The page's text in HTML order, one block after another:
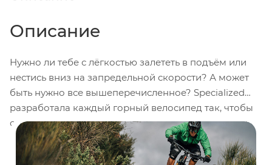
Описание
Нужно ли тебе с лёгкостью залететь в подъём или
нестись вниз на запредельной скорости? А может
быть нужно все вышеперечисленное? Specialized
разработала каждый горный велосипед так, чтобы
он стал лучшей машиной для твоего стиля катания.
Начиная с суперлёгких хардтейлов XC, заканчивая
велосипедами с подвеской FSR уровня Чемпионата